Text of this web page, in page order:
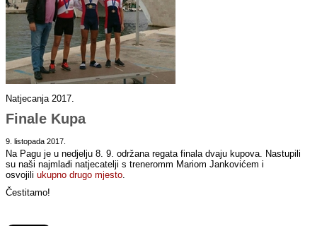
Natjecanja 2017.
Finale Kupa
9. listopada 2017.
Na Pagu je u nedjelju 8. 9. održana regata finala dvaju kupova. Nastupili
su naši najmlađi natjecatelji s treneromm Mariom Jankovićem i
osvojiliukupno drugo mjesto.
Čestitamo!